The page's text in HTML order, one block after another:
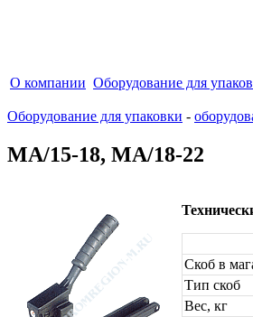
О компании Оборудование для
Оборудование для упаковки -
МА/15-18, МА/18-22
Скоб в
Тип скоб
Вес, кг